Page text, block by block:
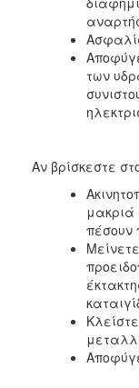
των
Αν βρίσκεστε
μακριά
πέσουν